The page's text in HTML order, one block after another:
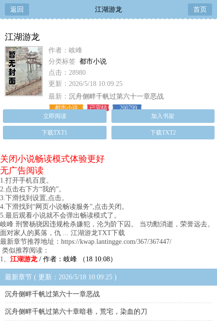
返回 江湖游龙 首页
江湖游龙
作者：岐峰
分类标签 都市小说
点击：28980
更新：2026/5/18 10:09:25
最新： 沉舟侧畔千帆过第六十一章恶战
都市小说 已完结
200799
立即阅读
加入书架
下载TXT1 下载TXT2
关闭小说畅读模式体验更好
无广告阅读
1.打开手机百度。
2.点击右下方“我的”。
3.下滑找到设置,点击。
4.下滑找到“网页小说畅读服务”,点击关闭。
5.最后观看小说就不会弹出畅读模式了。
岐峰 刑警杨骁因违规枪杀嫌犯，沦为阶下囚。 当功勳消逝，荣誉远去。
面对家人的奚落，仇 ... 江湖游龙TXT下载
最新章节推荐地址：https://kwap.lantingge.com/367/367447/
类似推荐阅读：
1、 江湖游龙/ 作者：岐峰 （18 10:08）
最新章节 ( 更新：2026/5/18 10:09:25 )
沉舟侧畔千帆过第六十一章恶战
沉舟侧畔千帆过第六十章暗巷，荒宅，染血的刀